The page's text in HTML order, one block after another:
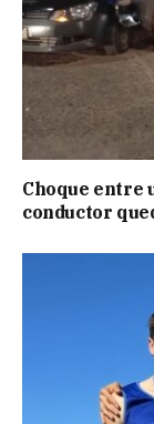
Choque entre
conductor